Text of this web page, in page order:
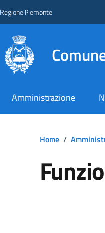
Regione Piemonte
Amministrazione
Home /